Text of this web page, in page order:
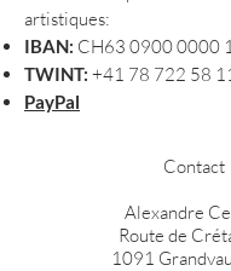
artistiques:
IBAN: CH63 0900 0000
TWINT: +41 78 722 58
PayPal
Contact
Alexandre
Route de
1091